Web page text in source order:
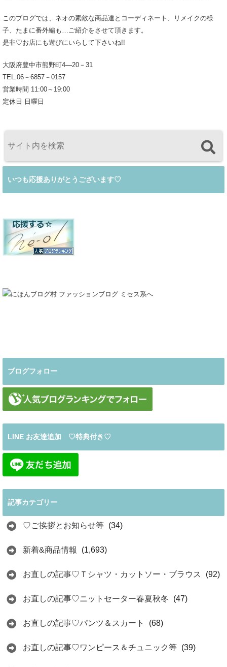
このブログでは、ネオの素敵な商品達とコーディネート、リメイクの様
子、たまに番外編も…ご紹介をさせて頂きます。
是非♡お店にも遊びにいらして下さいね!!
大阪府豊中市熊野町4―20－31
TEL:06－6857－0157
営業時間 11:00～19:00
定休日 日曜日
いつも応援ありがとうございます♡
ブログフォロー
LINE お友達追加 ♡特典付き♡
記事カテゴリー
♡ご挨拶とお知らせ等 (34)
新着&商品情報 (1,693)
お直しの記事♡Ｔシャツ・カットソー・ブラウス (92)
お直しの記事♡ニットセーター春夏秋冬 (47)
お直しの記事♡パンツ＆スカート (68)
お直しの記事♡ワンピース＆チュニック等 (39)